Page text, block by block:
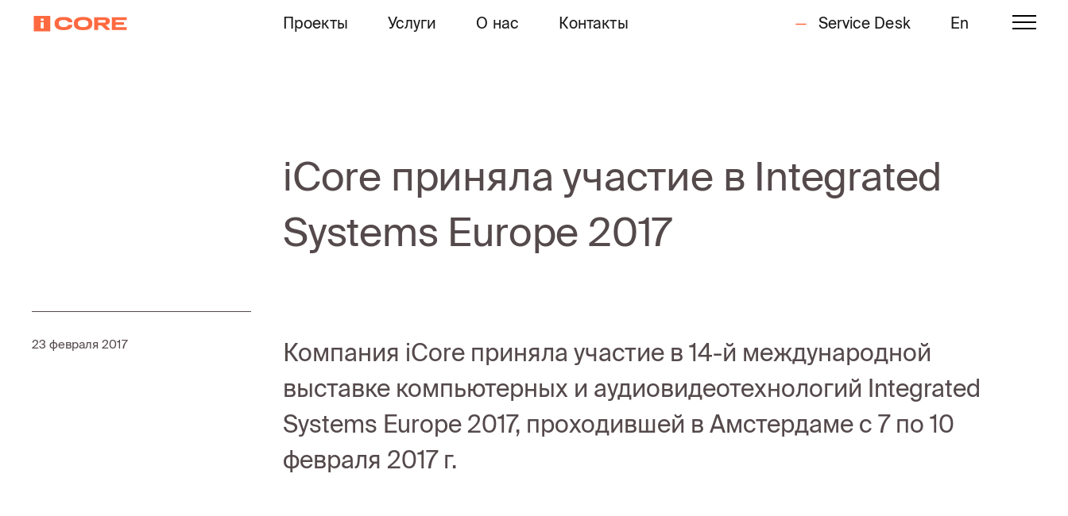
Проекты Услуги О нас Контакты Service Desk En
iCore приняла участие в Integrated
Systems Europe 2017
23 февраля 2017
Компания iCore приняла участие в 14-й международной
выставке компьютерных и аудиовидеотехнологий Integrated
Systems Europe 2017, проходившей в Амстердаме с 7 по 10
февраля 2017 г.